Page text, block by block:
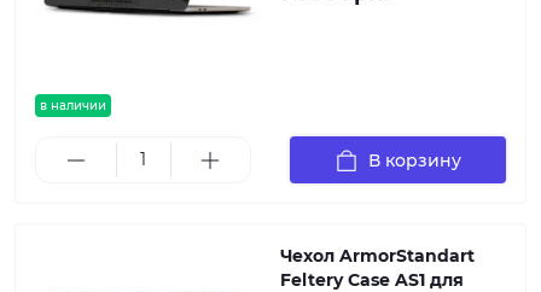
в наличии
В корзину
Чехол ArmorStandart
Feltery Case AS1 для